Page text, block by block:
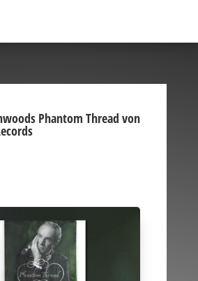
Phantom Thread von